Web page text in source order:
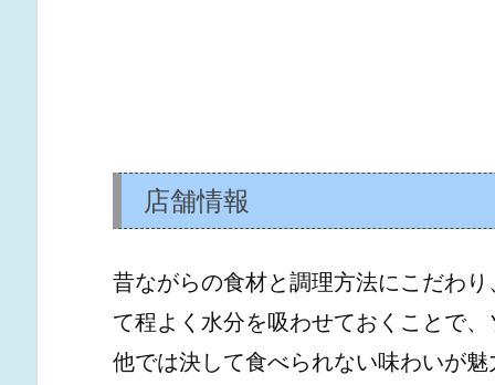
店舗情報
昔ながらの食材と調理方法にこだわ
て程よく水分を吸わせておくことで
他では決して食べられない味わいが魅